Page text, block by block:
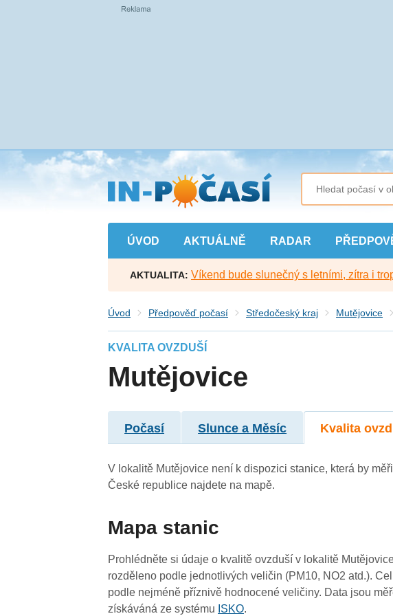
Přejít
na
hlavní
obsah
ÚVOD AKTUÁLNĚ RADAR
AKTUALITA: Víkend bude slunečný s letními, zítra i
Úvod Předpověď počasí Středočeský kraj Mutějovice
KVALITA OVZDUŠÍ
Mutějovice
Počasí Slunce a Měsíc Kvalita
V lokalitě Mutějovice není k dispozici stanice, která by
České republice najdete na mapě.
Mapa stanic
Prohlédněte si údaje o kvalitě ovzduší v lokalitě
rozděleno podle jednotlivých veličin (PM10, NO2 atd.).
podle nejméně příznivě hodnocené veličiny. Data jsou
získáváná ze systému ISKO. 0